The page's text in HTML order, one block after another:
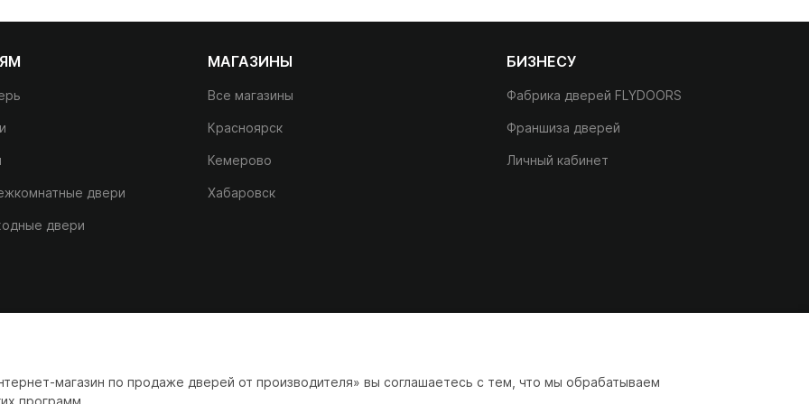
двери
двери
МАГАЗИНЫ
Все магазины
Красноярск
Кемерово
Хабаровск
БИЗНЕСУ
Фабрика дверей FLYDOORS
Франшиза дверей
Личный кабинет
магазин по продаже дверей от производителя» вы соглашаетесь с тем, что мы обрабатываем
программ.